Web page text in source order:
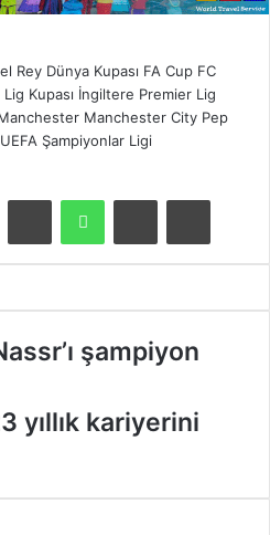
Rey Dünya Kupası FA Cup FC
Kupası İngiltere Premier Lig
Manchester City Pep
UEFA Şampiyonlar Ligi
şampiyon
yıllık kariyerini